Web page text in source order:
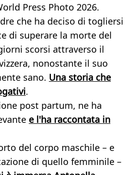
Press Photo 2026.
che ha deciso di togliersi
di superare la morte del
scorsi attraverso il
nonostante il suo
sano. Una storia che
.
post partum, ne ha
e l'ha raccontata in
del corpo maschile – e
di quello femminile –